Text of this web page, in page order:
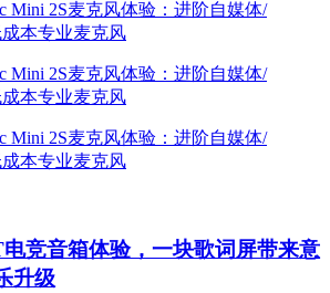
竞音箱体验，一块歌词屏带来意
升级